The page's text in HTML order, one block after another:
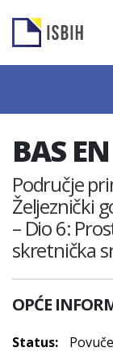
BAS
Područje
Željeznički
– Dio 6:
skretnička
OPĆE
Status: